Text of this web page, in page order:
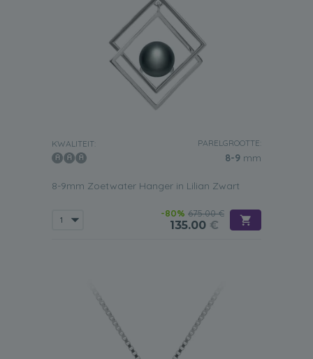
KWALITEIT: PARELGROOTTE:
8-9 mm
8-9mm Zoetwater Hanger in Lilian Zwart
-80% 675.00 €
135.00 €